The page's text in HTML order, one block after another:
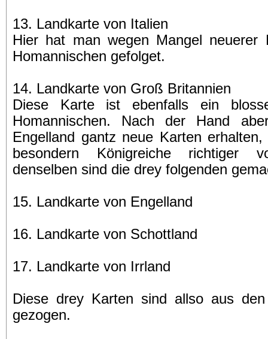
13. Landkarte von Italien
Hier hat man wegen Mangel neuerer
Homannischen gefolget.
14. Landkarte von Groß Britannien
Diese Karte ist ebenfalls ein
Homannischen. Nach der Hand
Engelland gantz neue Karten
besondern Königreiche richtiger
denselben sind die drey folgenden
15. Landkarte von Engelland
16. Landkarte von Schottland
17. Landkarte von Irrland
Diese drey Karten sind allso aus
gezogen.